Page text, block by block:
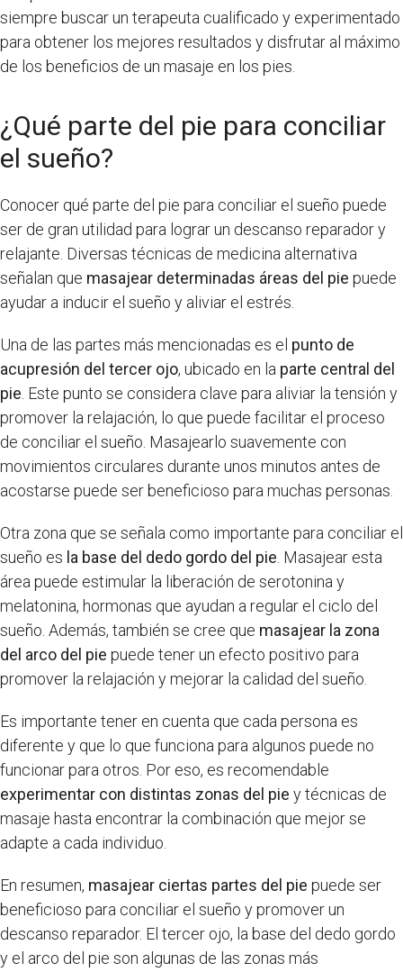
siempre buscar un terapeuta cualificado y experimentado
para obtener los mejores resultados y disfrutar al máximo
de los beneficios de un masaje en los pies.
¿Qué parte del pie para conciliar
el sueño?
Conocer qué parte del pie para conciliar el sueño puede
ser de gran utilidad para lograr un descanso reparador y
relajante. Diversas técnicas de medicina alternativa
señalan que masajear determinadas áreas del pie puede
ayudar a inducir el sueño y aliviar el estrés.
Una de las partes más mencionadas es el punto de
acupresión del tercer ojo, ubicado en la parte central del
pie . Este punto se considera clave para aliviar la tensión y
promover la relajación, lo que puede facilitar el proceso
de conciliar el sueño. Masajearlo suavemente con
movimientos circulares durante unos minutos antes de
acostarse puede ser beneficioso para muchas personas.
Otra zona que se señala como importante para conciliar el
sueño es la base del dedo gordo del pie . Masajear esta
área puede estimular la liberación de serotonina y
melatonina, hormonas que ayudan a regular el ciclo del
sueño. Además, también se cree que masajear la zona
del arco del pie puede tener un efecto positivo para
promover la relajación y mejorar la calidad del sueño.
Es importante tener en cuenta que cada persona es
diferente y que lo que funciona para algunos puede no
funcionar para otros. Por eso, es recomendable
experimentar con distintas zonas del pie y técnicas de
masaje hasta encontrar la combinación que mejor se
adapte a cada individuo.
En resumen, masajear ciertas partes del pie puede ser
beneficioso para conciliar el sueño y promover un
descanso reparador. El tercer ojo, la base del dedo gordo
y el arco del pie son algunas de las zonas más